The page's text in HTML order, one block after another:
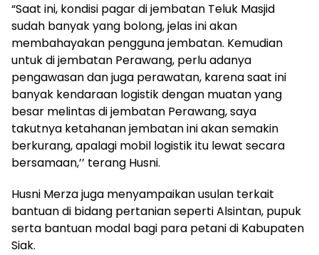
“Saat ini, kondisi pagar di jembatan Teluk Masjid
sudah banyak yang bolong, jelas ini akan
membahayakan pengguna jembatan. Kemudian
untuk di jembatan Perawang, perlu adanya
pengawasan dan juga perawatan, karena saat ini
banyak kendaraan logistik dengan muatan yang
besar melintas di jembatan Perawang, saya
takutnya ketahanan jembatan ini akan semakin
berkurang, apalagi mobil logistik itu lewat secara
bersamaan,’’ terang Husni.
Husni Merza juga menyampaikan usulan terkait
bantuan di bidang pertanian seperti Alsintan, pupuk
serta bantuan modal bagi para petani di Kabupaten
Siak.